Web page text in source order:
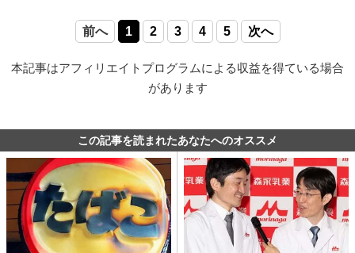
前へ 1 2 3 4 5 次へ
本記事はアフィリエイトプログラムによる収益を得ている場合
があります
この記事を読まれたあなたへのオススメ